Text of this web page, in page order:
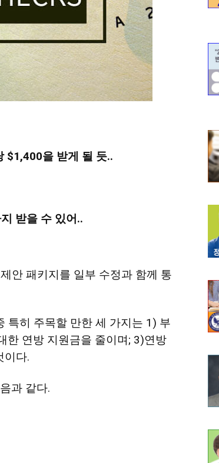
$1,400을 받게 될 듯..
받을 수 있어..
안 패키지를 일부 수정과 함께 통
특히 주목할 만한 세 가지는 1) 부
한 연방 지원금을 줄이며; 3)연방
이다.
과 같다.